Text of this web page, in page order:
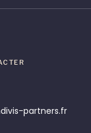
partners.fr